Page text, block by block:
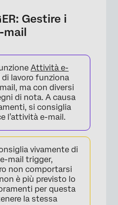
×
Gestire i
Attività e-
lavoro funziona
ma con diversi
di nota. A causa
si consiglia
l’attività e-mail.
vivamente di
mail trigger,
non comportarsi
è più previsto lo
per questa
la stessa